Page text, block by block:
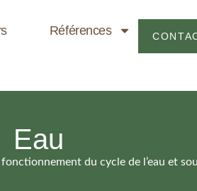
Références
Eau
du cycle de l’eau et